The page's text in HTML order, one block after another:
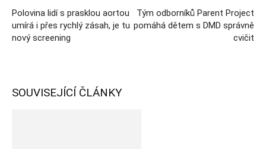
Polovina lidí s prasklou aortou
umírá i přes rychlý zásah, je tu
nový screening
Tým odborníků Parent Project
pomáhá dětem s DMD správně
cvičit
SOUVISEJÍCÍ ČLÁNKY